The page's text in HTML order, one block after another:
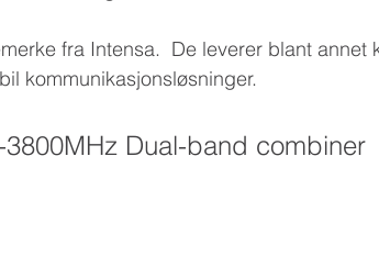
fra Intensa.  De leverer blant annet
kommunikasjonsløsninger.
Dual-band combiner